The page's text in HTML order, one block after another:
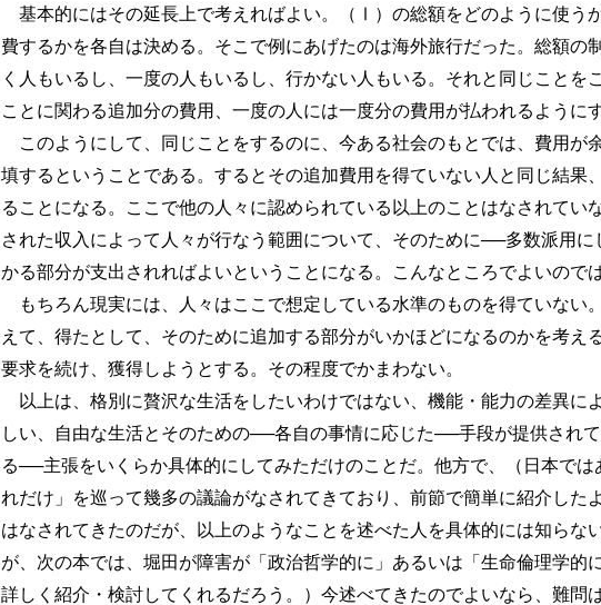
基本的にはその延長上で考えればよい。（Ⅰ）の総額をどのように使う
費するかを各自は決める。そこで例にあげたのは海外旅行だった。総額の
く人もいるし、一度の人もいるし、行かない人もいる。それと同じこと
ことに関わる追加分の費用、一度の人には一度分の費用が払われるように
このようにして、同じことをするのに、今ある社会のもとでは、費用が
填するということである。するとその追加費用を得ていない人と同じ結果
ることになる。ここで他の人々に認められている以上のことはなされてい
された収入によって人々が行なう範囲について、そのために──多数派用
かる部分が支出されればよいということになる。こんなところでよいのでは
もちろん現実には、人々はここで想定している水準のものを得ていない
えて、得たとして、そのために追加する部分がいかほどになるのかを考え
要求を続け、獲得しようとする。その程度でかまわない。
以上は、格別に贅沢な生活をしたいわけではない、機能・能力の差異に
しい、自由な生活とそのための──各自の事情に応じた──手段が提供され
る──主張をいくらか具体的にしてみただけのことだ。他方で、（日本で
れだけ」を巡って幾多の議論がなされてきており、前節で簡単に紹介した
はなされてきたのだが、以上のようなことを述べた人を具体的には知らな
が、次の本では、堀田が障害が「政治哲学的に」あるいは「生命倫理学的
詳しく紹介・検討してくれるだろう。）今述べてきたのでよいなら、難問